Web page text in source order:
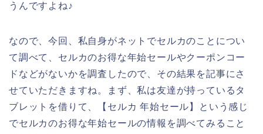
うんですよね♪
なので、今回、私自身がネットでセルカのことについ
て調べて、セルカのお得な年始セールやクーポンコー
ドなどがないかを調査したので、その結果を記事にさ
せていただきますね。まず、私は友達が持っているタ
ブレットを借りて、【セルカ 年始セール】という感じ
でセルカのお得な年始セールの情報を調べてみること